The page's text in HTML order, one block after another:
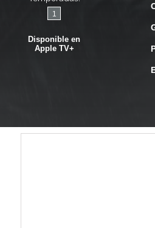
1
Disponible en
Apple TV+